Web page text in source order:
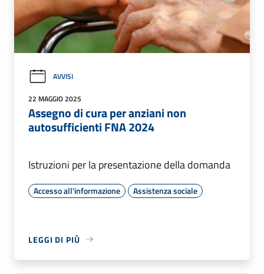
AVVISI
22 MAGGIO 2025
Assegno di cura per anziani non
autosufficienti FNA 2024
Istruzioni per la presentazione della domanda
Accesso all'informazione Assistenza sociale
LEGGI DI PIÙ